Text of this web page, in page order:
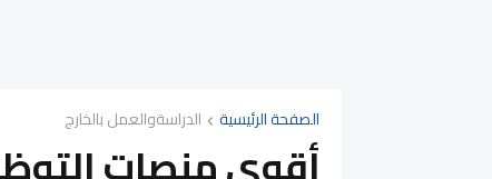
الصفحة الرئيسية الدراسةوالعمل بالخارج